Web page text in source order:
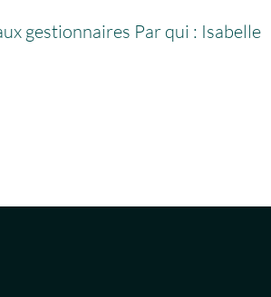
gestionnaires Par qui : Isabelle